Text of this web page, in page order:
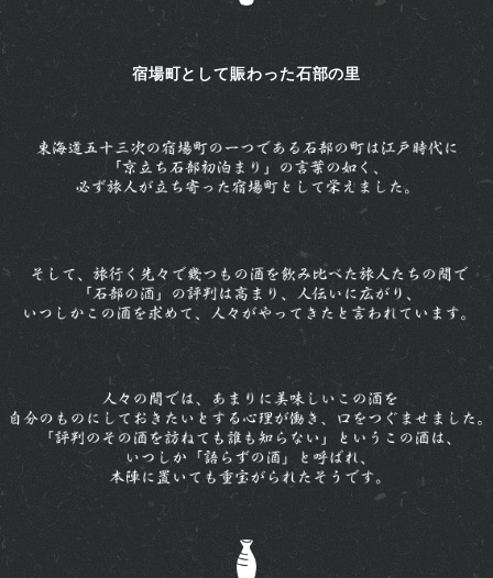
宿場町として賑わった石部の里